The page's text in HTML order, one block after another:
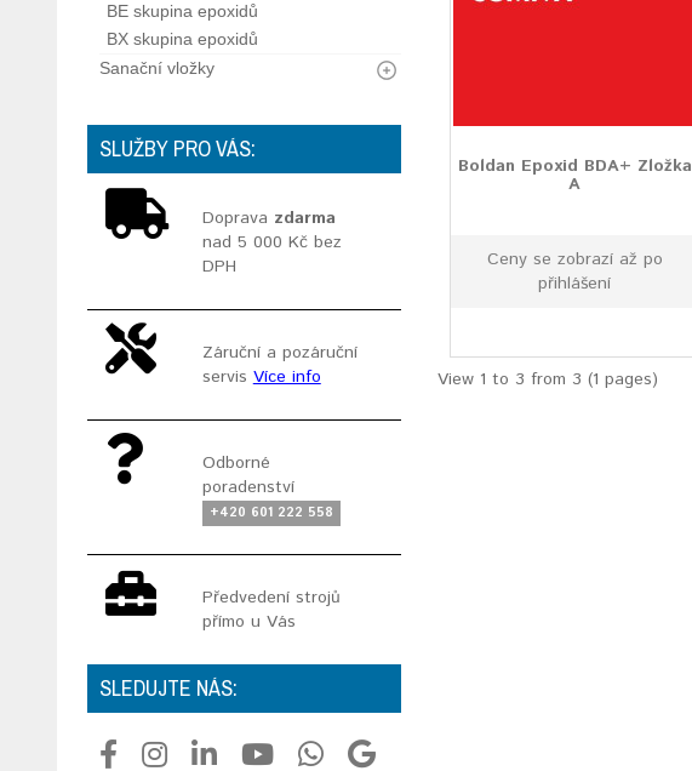
BE skupina epoxidů
BX skupina epoxidů
Sanační vložky
SLUŽBY PRO VÁS:
Doprava zdarma
nad 5 000 Kč bez
DPH
Záruční a pozáruční
servisVíce info
Odborné
poradenství
+420 601 222 558
Předvedení strojů
přímo u Vás
SLEDUJTE NÁS:
Boldan Epoxid BDA+ Zložka
A
Ceny se zobrazí až po
přihlášení
View 1 to 3 from 3 (1 pages)